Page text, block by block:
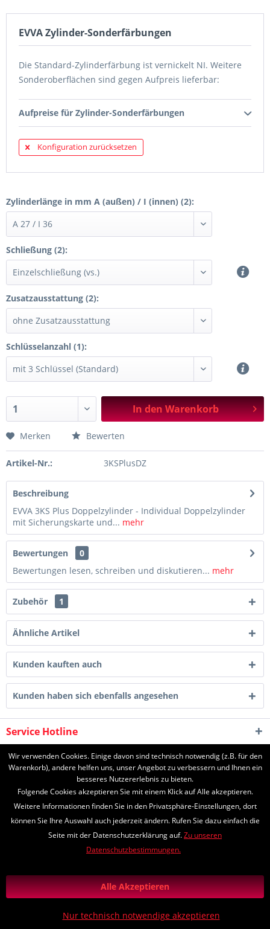
EVVA Zylinder-Sonderfärbungen
Die Standard-Zylinderfärbung ist vernickelt NI. Weitere
Sonderoberflächen sind gegen Aufpreis lieferbar:
Aufpreise für Zylinder-Sonderfärbungen
Konfiguration zurücksetzen
Zylinderlänge in mm A (außen) / I (innen) (2):
Schließung (2):
Zusatzausstattung (2):
Schlüsselanzahl (1):
In denWarenkorb
Merken Bewerten
Artikel-Nr.: 3KSPlusDZ
Beschreibung
EVVA 3KS Plus Doppelzylinder - Individual Doppelzylinder
mit Sicherungskarte und... mehr
Bewertungen
0
Bewertungen lesen, schreiben und diskutieren... mehr
Zubehör 1
Ähnliche Artikel
Kunden kauften auch
Kunden haben sich ebenfalls angesehen
Service Hotline
Shop Service
* Alle Preise inkl. gesetzl. Mehrwertsteuer zzgl.Versandkosten
Nachnahmegebühren, wenn nicht anders beschrieben
*Lieferzeiten
Zahlungs- und Versandinformationen
Diese Seite ist geschützt durch reCAPTCHA, die Google
Realisiert mit Shopware
Wir verwenden Cookies. Einige davon sind technisch notwendig (z.B. für den
Warenkorb), andere helfen uns, unser Angebot zu verbessern und Ihnen ein
besseres Nutzererlebnis zu bieten.
Folgende Cookies akzeptieren Sie mit einem Klick auf Alle akzeptieren.
Weitere Informationen finden Sie in den Privatsphäre-Einstellungen, dort
können Sie Ihre Auswahl auch jederzeit ändern. Rufen Sie dazu einfach die
Seite mit der Datenschutzerklärung auf.Zu unseren
Datenschutzbestimmungen.
Nur technisch notwendige akzeptieren
Alle Akzeptieren